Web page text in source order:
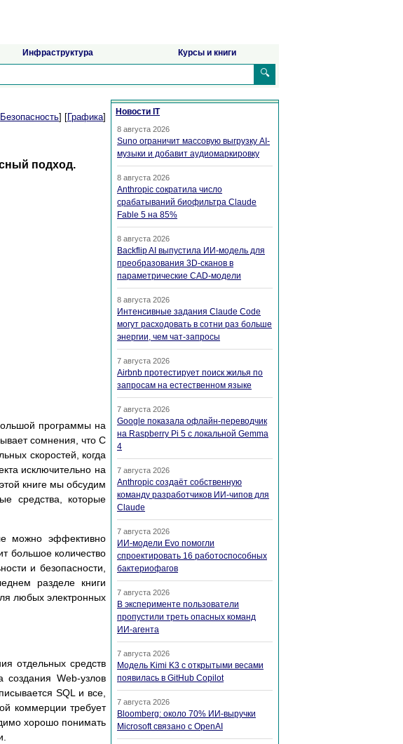
Инфраструктура Курсы и книги
🔍
Безопасность] [Графика]
подход.
программы на
сомнения, что С
скоростей, когда
исключительно на
книге мы обсудим
средства, которые
можно эффективно
большое количество
и безопасности,
разделе книги
любых электронных
отдельных средств
создания Web-узлов
SQL и все,
коммерции требует
хорошо понимать
Новости IT
8 августа 2026
Suno ограничит массовую выгрузку AI-
музыки и добавит аудиомаркировку
8 августа 2026
Anthropic сократила число
срабатываний биофильтра Claude
Fable 5 на 85%
8 августа 2026
Backflip AI выпустила ИИ-модель для
преобразования 3D-сканов в
параметрические CAD-модели
8 августа 2026
Интенсивные задания Claude Code
могут расходовать в сотни раз больше
энергии, чем чат-запросы
7 августа 2026
Airbnb протестирует поиск жилья по
запросам на естественном языке
7 августа 2026
Google показала офлайн-переводчик
на Raspberry Pi 5 с локальной Gemma
4
7 августа 2026
Anthropic создаёт собственную
команду разработчиков ИИ-чипов для
Claude
7 августа 2026
ИИ-модели Evo помогли
спроектировать 16 работоспособных
бактериофагов
7 августа 2026
В эксперименте пользователи
пропустили треть опасных команд
ИИ-агента
7 августа 2026
Модель Kimi K3 с открытыми весами
появилась в GitHub Copilot
7 августа 2026
Bloomberg: около 70% ИИ-выручки
Microsoft связано с OpenAI